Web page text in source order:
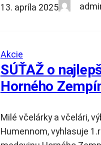
13. apríla 2025
Akcie
SÚŤAŽ o
Horného
Milé včelárky a včelári,
Humennom, vyhlasuje